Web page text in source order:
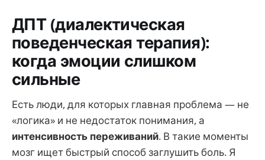
ДПТ (диалектическая
поведенческая терапия):
когда эмоции слишком
сильные
Есть люди, для которых главная проблема — не
«логика» и не недостаток понимания, а
интенсивность переживаний. В такие моменты
мозг ищет быстрый способ заглушить боль. Я